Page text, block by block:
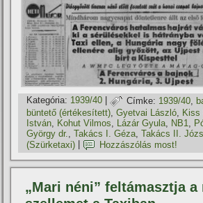
Kategória: 1939/40 | Címke: 1939/40 ,
büntető (értékesí­tett),Gyetvai László, Kiss
István, Kohut Vilmos, Lázár Gyula, NB1,
György dr.,Takács I. Géza,Takács II.
(Szürketaxi)
Hozzászólás most!
„Mari néni” feltámasztja a